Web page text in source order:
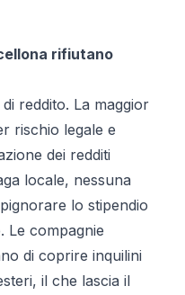
rifiutano
reddito. La maggior
rischio legale e
dei redditi
locale, nessuna
lo stipendio
Le compagnie
di coprire inquilini
il che lascia il